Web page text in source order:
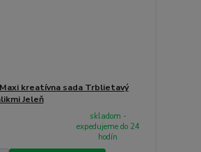
kreatívna sada Trblietavý
Jeleň
skladom -
expedujeme do 24
hodín